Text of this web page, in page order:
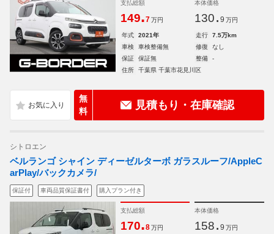
支払総額
149.7 万円
本体価格
130. 9 万円
年式 2021年 走行
7.5万km
車検
車検整備無 修復
なし
保証
保証無 整備
-
住所
千葉県 千葉市花見川区
無
料
見積もり・在庫確認
シトロエン
ベルランゴ シャイン ディーゼルターボ ガラスルーフ/AppleC
arPlay/バックカメラ/
保証付 車両品質保証書付 購入プラン付き
支払総額
170.8 万円
本体価格
158. 9 万円